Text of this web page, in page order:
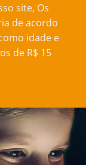
site, Os
de acordo
idade e
de R$ 15